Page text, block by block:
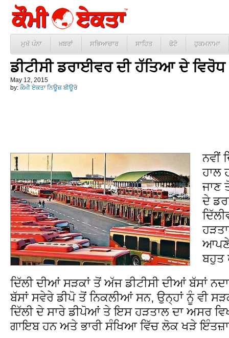
ਮੁਖੱ ਪੰਨਾ ਖ਼ਬਰਾਂ ਸਭਿਆਚਾਰ ਸਾਹਿਤ ਫੋਟੋ ਹੁਕਮਨਾਮਾ
ਡੀਟੀਸੀ ਡਰਾਈਵਰ ਦੀ ਹੱਤਿਆ ਦੇ
May 12, 2015
by: ਕੌਮੀ ਏਕਤਾ ਨਿਊਜ਼ ਬੀਊਰੋ
ਨਵੀਂ
ਹਾਲ
ਜਾਣ
ਦੇ
ਆਪਣੇ
ਬਹੁਤ
ਦਿੱਲੀ ਦੀਆਂ ਸੜਕਾਂ ਤੋਂ ਅੱਜ ਡੀਟੀਸੀ ਦੀਆਂ ਬੱਸਾਂ
ਬੱਸਾਂ ਸਵੇਰੇ ਡੀਪੋ ਤੋਂ ਨਿਕਲੀਆਂ ਸਨ, ਉਨ੍ਹਾਂ ਨੂੰ ਵੀ
ਦਿੱਲੀ ਦੇ ਸਾਰੇ ਡੀਪੋਆਂ ਤੇ ਇਸ ਹੜਤਾਲ ਦਾ ਅਸਰ
ਗਾਇਬ ਹਨ ਅਤੇ ਭਾਰੀ ਸੰਖਿਆ ਵਿੱਚ ਲੋਕ ਖੜੇ